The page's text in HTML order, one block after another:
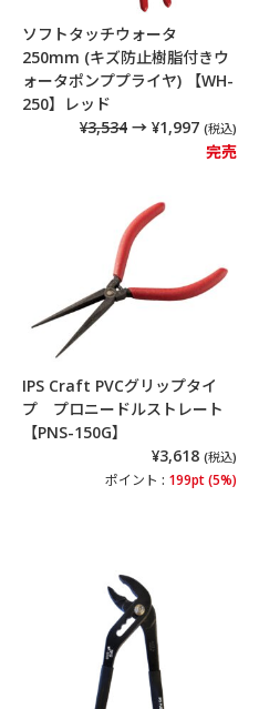
ソフトタッチウォータ
250mm (キズ防止樹脂付きウ
ォータポンププライヤ) 【WH-
250】レッド
¥3,534 → ¥1,997 (税込)
完売
IPS Craft PVCグリップタイ
プ プロニードルストレート
【PNS-150G】
¥3,618 (税込)
ポイント : 199pt (5%)